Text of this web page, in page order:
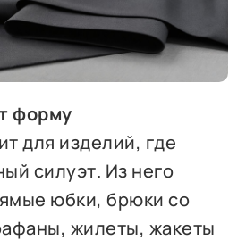
форму
для изделий, где
силуэт. Из него
юбки, брюки со
жилеты, жакеты